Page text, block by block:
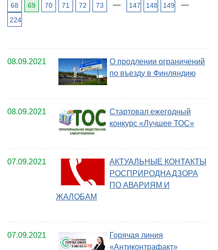
68
69 70 71 72 73 — 147 148 149 —
224
08.09.2021
О продлении ограничений
по въезду в Финляндию
08.09.2021
Стартовал ежегодный
конкурс «Лучшее ТОС»
07.09.2021
АКТУАЛЬНЫЕ КОНТАКТЫ
РОСПРИРОДНАДЗОРА
ПО АВАРИЯМ И
ЖАЛОБАМ
07.09.2021
Горячая линия
«Антиконтрафакт»